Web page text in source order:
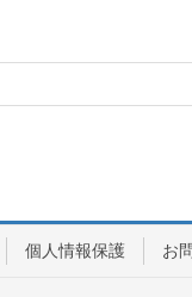
個人情報保護 お